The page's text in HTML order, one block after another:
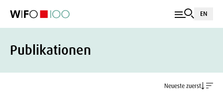
EN
Publikationen
Neueste zuerst